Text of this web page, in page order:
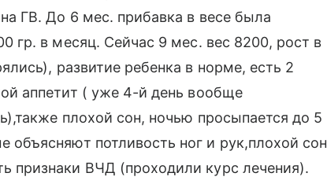
ГВ. До 6 мес. прибавка в весе была
гр. в месяц. Сейчас 9 мес. вес 8200, рост в
развитие ребенка в норме, есть 2
аппетит ( уже 4-й день вообще
плохой сон, ночью просыпается до 5
объясняют потливость ног и рук,плохой сон
признаки ВЧД (проходили курс лечения).